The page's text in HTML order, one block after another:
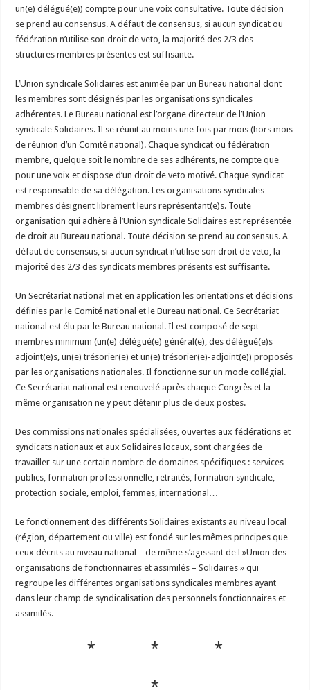
un(e) délégué(e)) compte pour une voix consultative. Toute décision
se prend au consensus. A défaut de consensus, si aucun syndicat ou
fédération n’utilise son droit de veto, la majorité des 2/3 des
structures membres présentes est suffisante.
L’Union syndicale Solidaires est animée par un Bureau national dont
les membres sont désignés par les organisations syndicales
adhérentes. Le Bureau national est l’organe directeur de l’Union
syndicale Solidaires. Il se réunit au moins une fois par mois (hors mois
de réunion d’un Comité national). Chaque syndicat ou fédération
membre, quelque soit le nombre de ses adhérents, ne compte que
pour une voix et dispose d’un droit de veto motivé. Chaque syndicat
est responsable de sa délégation. Les organisations syndicales
membres désignent librement leurs représentant(e)s. Toute
organisation qui adhère à l’Union syndicale Solidaires est représentée
de droit au Bureau national. Toute décision se prend au consensus. A
défaut de consensus, si aucun syndicat n’utilise son droit de veto, la
majorité des 2/3 des syndicats membres présents est suffisante.
Un Secrétariat national met en application les orientations et décisions
définies par le Comité national et le Bureau national. Ce Secrétariat
national est élu par le Bureau national. Il est composé de sept
membres minimum (un(e) délégué(e) général(e), des délégué(e)s
adjoint(e)s, un(e) trésorier(e) et un(e) trésorier(e)-adjoint(e)) proposés
par les organisations nationales. Il fonctionne sur un mode collégial.
Ce Secrétariat national est renouvelé après chaque Congrès et la
même organisation ne y peut détenir plus de deux postes.
Des commissions nationales spécialisées, ouvertes aux fédérations et
syndicats nationaux et aux Solidaires locaux, sont chargées de
travailler sur une certain nombre de domaines spécifiques : services
publics, formation professionnelle, retraités, formation syndicale,
protection sociale, emploi, femmes, international…
Le fonctionnement des différents Solidaires existants au niveau local
(région, département ou ville) est fondé sur les mêmes principes que
ceux décrits au niveau national – de même s’agissant de l »Union des
organisations de fonctionnaires et assimilés – Solidaires » qui
regroupe les différentes organisations syndicales membres ayant
dans leur champ de syndicalisation des personnels fonctionnaires et
assimilés.
* * *